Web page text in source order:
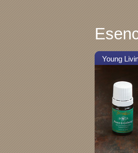
Young